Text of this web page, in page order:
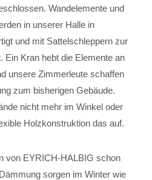
Wandelemente und
in unserer Halle in
und mit Sattelschleppern zur
Ein Kran hebt die Elemente an
unsere Zimmerleute schaffen
zum bisherigen Gebäude.
nicht mehr im Winkel oder
Holzkonstruktion das auf.
von EYRICH-HALBIG schon
sorgen im Winter wie